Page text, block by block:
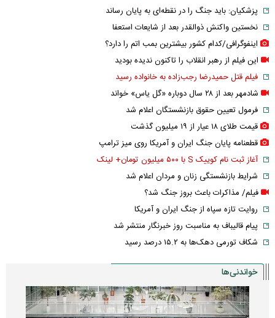
پزشکیان: باید جنگ را در نقطه‌ای به پایان رساند
نخستین واکنش ذوالقدر بعد از شایعات استعفا
اینفوگرافی/کدام کشور بیشترین بمب اتم را دارد؟
این فیلم از رهبر انقلاب را تاکنون ندیده بودید
فیلم قتل حمیدرضا رجب‌زاده به خانواده رسید
شادمهر بعد از ۲۸ سال دوباره «گل یاس» خواند
فرمول تعیین حقوق بازنشستگان اعلام شد
قیمت طلای ۱۸ عیار از ۱۹ میلیون گذشت
قطعنامه پایان جنگ ایران و آمریکا روی میز ترامپ
آغاز ثبت نام کوییک S با ۵۰۰ میلیون تومان+ لینک
شرایط بازنشستگی زنان و مردان اعلام شد
فیلم/ مذاکرات باعث بروز جنگ شد؟
روایت تازه سپاه از جنگ ایران و آمریکا
پیام قالیباف به مناسبت روز خبرنگار منتشر شد
شکاف تورمی دهک‌ها به ۱۵.۲ درصد رسید
خواندنی‌ها